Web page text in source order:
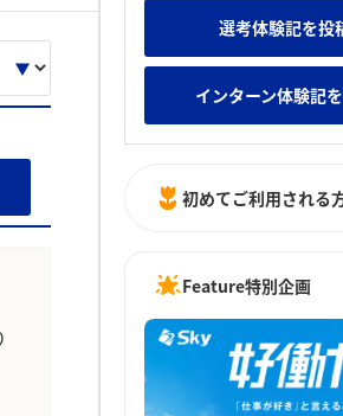
なの新卒就職人気企業ランキング みんな
選考体験記を投
インターン体験記
初めてご利用される
Feature特別企画